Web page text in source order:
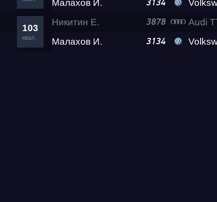
Малахов И.
3134 Volkswagen
103
квал.
Никитин Е. 3878
Audi
Малахов И.
3134 Volkswagen